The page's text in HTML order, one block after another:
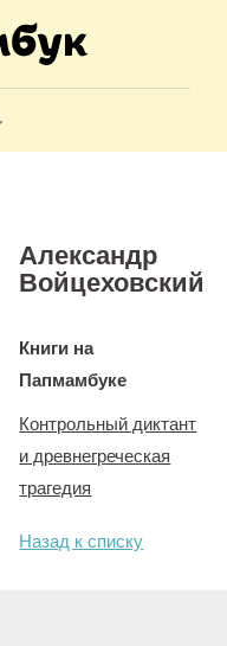
Александр
Войцеховский
Книги на
Папмамбуке
Контрольный диктант
и древнегреческая
трагедия
Назад к списку